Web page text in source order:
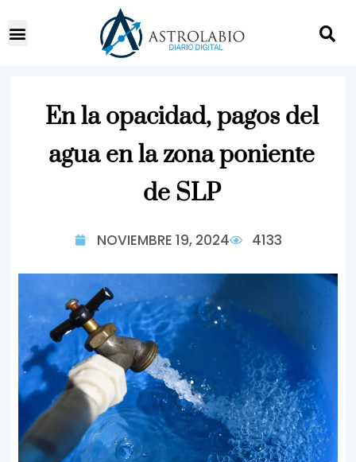
En la opacidad, pagos del
agua en la zona poniente
de SLP
NOVIEMBRE 19, 2024 4133